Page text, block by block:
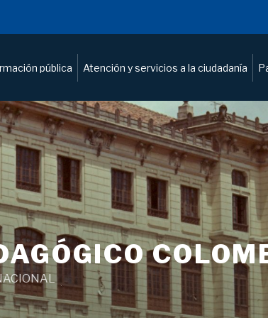
pública Atención y servicios a la ciudadanía